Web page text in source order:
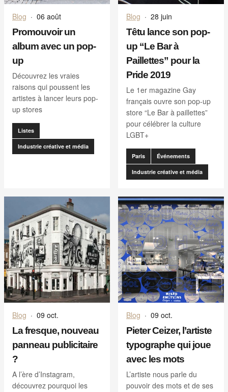
Blog · 06 août
Promouvoir un
album avec un pop-
up
Découvrez les vraies
raisons qui poussent les
artistes à lancer leurs pop-
up stores
Listes
Industrie créative et média
Blog · 28 juin
Têtu lance son pop-
up “Le Bar à
Paillettes” pour la
Pride 2019
Le 1er magazine Gay
français ouvre son pop-up
store “Le Bar à paillettes”
pour célébrer la culture
LGBT+
Paris Événements
Industrie créative et média
Blog · 09 oct.
La fresque, nouveau
panneau publicitaire
?
A l’ère d’Instagram,
découvrez pourquoi les
Blog · 09 oct.
Pieter Ceizer, l’artiste
typographe qui joue
avec les mots
L’artiste nous parle du
pouvoir des mots et de ses